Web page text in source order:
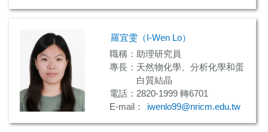
羅宜雯（I-Wen Lo）
職稱：助理研究員
專長： 天然物化學、分析化學和蛋
白質結晶
電話：2820-1999 轉6701
E-mail：
iwenlo99@nricm.edu.tw